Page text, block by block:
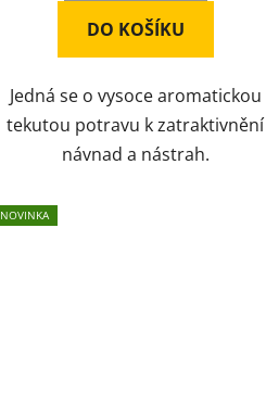
DO KOŠÍKU
Jedná se o vysoce aromatickou
tekutou potravu k zatraktivnění
návnad a nástrah.
NOVINKA